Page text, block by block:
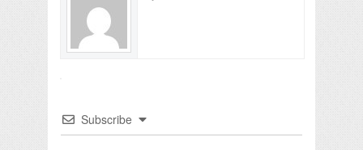
Subscribe